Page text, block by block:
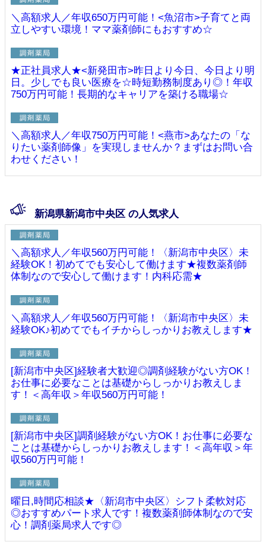
＼高額求人／年収650万円可能！<魚沼市>子育てと両
立しやすい環境！ママ薬剤師にもおすすめ☆
★正社員求人★<新発田市>昨日より今日、今日より明
日。少しでも良い医療を☆時短勤務制度あり◎！年収
750万円可能！長期的なキャリアを築ける職場☆
＼高額求人／年収750万円可能！<燕市>あなたの「な
りたい薬剤師像」を実現しませんか？まずはお問い合
わせください！
新潟県新潟市中央区 の人気求人
＼高額求人／年収560万円可能！〈新潟市中央区〉未
経験OK！初めてでも安心して働けます★複数薬剤師
体制なので安心して働けます！内科応需★
＼高額求人／年収560万円可能！〈新潟市中央区〉未
経験OK♪初めてでもイチからしっかりお教えします★
[新潟市中央区]経験者大歓迎◎調剤経験がない方OK！
お仕事に必要なことは基礎からしっかりお教えしま
す！＜高年収＞年収560万円可能！
[新潟市中央区]調剤経験がない方OK！お仕事に必要な
ことは基礎からしっかりお教えします！＜高年収＞年
収560万円可能！
曜日,時間応相談★〈新潟市中央区〉シフト柔軟対応
◎おすすめパート求人です！複数薬剤師体制なので安
心！調剤薬局求人です◎